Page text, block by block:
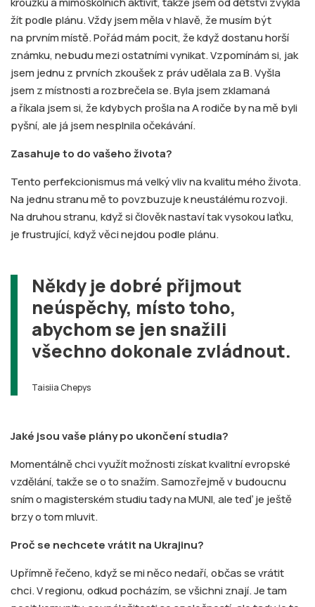
žít podle plánu. Vždy jsem měla v hlavě, že musím být
na prvním místě. Pořád mám pocit, že když dostanu horší
známku, nebudu mezi ostatními vynikat. Vzpomínám si, jak
jsem jednu z prvních zkoušek z práv udělala za B. Vyšla
jsem z místnosti a rozbrečela se. Byla jsem zklamaná
a říkala jsem si, že kdybych prošla na A rodiče by na mě byli
pyšní, ale já jsem nesplnila očekávání.
Zasahuje to do vašeho života?
Tento perfekcionismus má velký vliv na kvalitu mého života.
Na jednu stranu mě to povzbuzuje k neustálému rozvoji.
Na druhou stranu, když si člověk nastaví tak vysokou laťku,
je frustrující, když věci nejdou podle plánu.
Někdy je dobré přijmout
neúspěchy, místo toho,
abychom se jen snažili
všechno dokonale zvládnout.
Taisiia Chepys
Jaké jsou vaše plány po ukončení studia?
Momentálně chci využít možnosti získat kvalitní evropské
vzdělání, takže se o to snažím. Samozřejmě v budoucnu
sním o magisterském studiu tady na MUNI, ale teď je ještě
brzy o tom mluvit.
Proč se nechcete vrátit na Ukrajinu?
Upřímně řečeno, když se mi něco nedaří, občas se vrátit
chci. V regionu, odkud pocházím, se všichni znají. Je tam